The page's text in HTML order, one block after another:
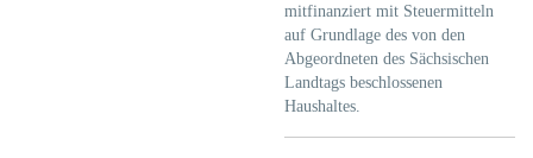
mitfinanziert mit Steuermitteln
auf Grundlage des von den
Abgeordneten des Sächsischen
Landtags beschlossenen
Haushaltes.